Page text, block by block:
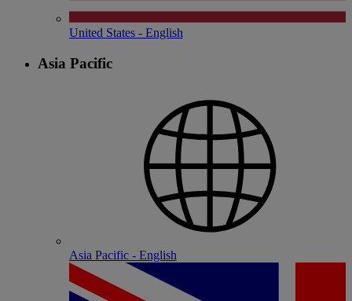
United States - English
Asia Pacific
Asia Pacific - English